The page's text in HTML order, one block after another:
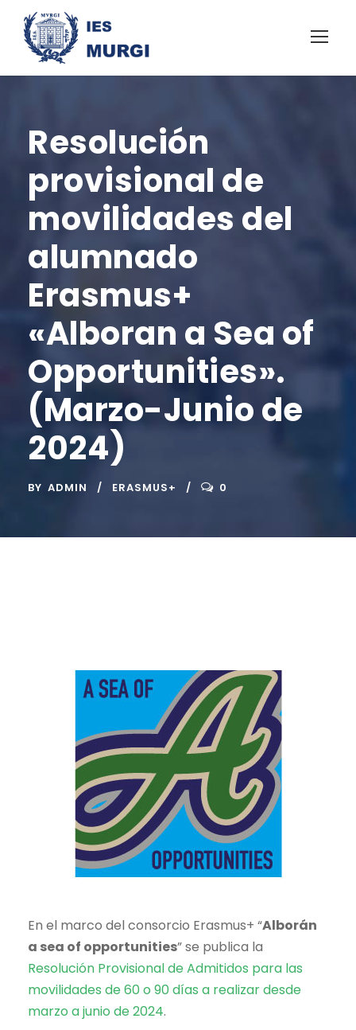
Resolución
provisional de
movilidades del
alumnado
Erasmus+
«Alboran a Sea of
Opportunities».
(Marzo-Junio de
2024)
BY ADMIN ERASMUS+ 0
En el marco del consorcio Erasmus+ “Alborán
a sea of opportunities” se publica la
Resolución Provisional de Admitidos para las
movilidades de 60 o 90 días a realizar desde
marzo a junio de 2024.